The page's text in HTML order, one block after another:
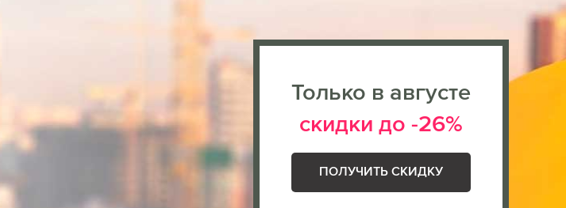
Только в августе
скидки до -26%
ПОЛУЧИТЬ СКИДКУ